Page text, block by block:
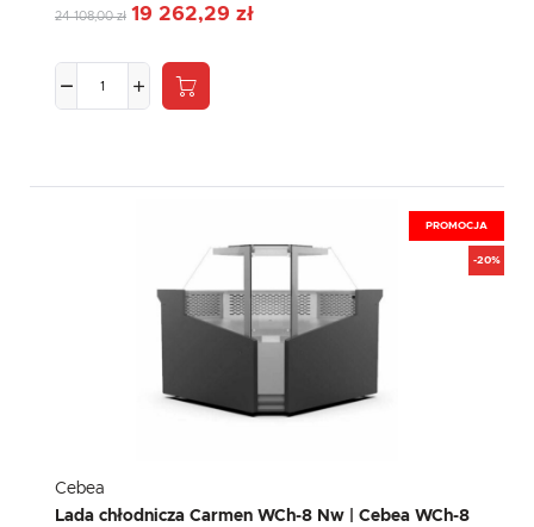
24 108,00 zł 19 262,29 zł
PROMOCJA
-20%
Cebea
Lada chłodnicza Carmen WCh-8 Nw | Cebea WCh-8